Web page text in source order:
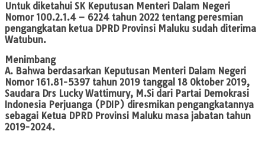
Untuk diketahui SK Keputusan Menteri Dalam Negeri
Nomor 100.2.1.4 – 6224 tahun 2022 tentang peresmian
pengangkatan ketua DPRD Provinsi Maluku sudah diterima
Watubun.
Menimbang
A. Bahwa berdasarkan Keputusan Menteri Dalam Negeri
Nomor 161.81-5397 tahun 2019 tanggal 18 Oktober 2019,
Saudara Drs Lucky Wattimury, M.Si dari Partai Demokrasi
Indonesia Perjuanga (PDIP) diresmikan pengangkatannya
sebagai Ketua DPRD Provinsi Maluku masa jabatan tahun
2019-2024.